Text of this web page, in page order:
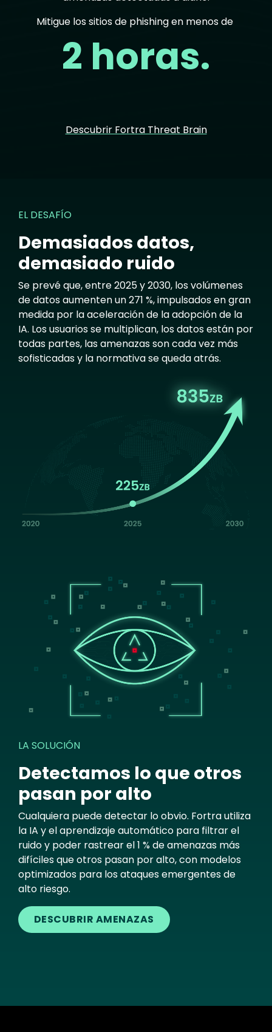
Mitigue los sitios de phishing en menos de
2 horas.
Descubrir Fortra Threat Brain
EL DESAFÍO
Demasiados datos,
demasiado ruido
Se prevé que, entre 2025 y 2030, los volúmenes
de datos aumenten un 271 %, impulsados en gran
medida por la aceleración de la adopción de la
IA. Los usuarios se multiplican, los datos están por
todas partes, las amenazas son cada vez más
sofisticadas y la normativa se queda atrás.
LA SOLUCIÓN
Detectamos lo que otros
pasan por alto
Cualquiera puede detectar lo obvio. Fortra utiliza
la IA y el aprendizaje automático para filtrar el
ruido y poder rastrear el 1 % de amenazas más
difíciles que otros pasan por alto, con modelos
optimizados para los ataques emergentes de
alto riesgo.
DESCUBRIR AMENAZAS